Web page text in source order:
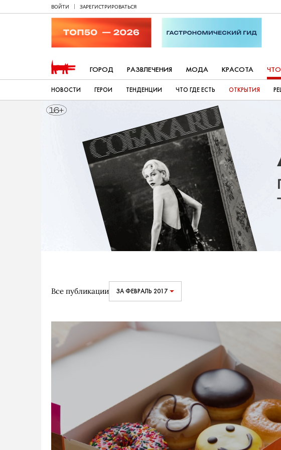
ВОЙТИ ЗАРЕГИСТРИРОВАТЬСЯ
ГОРОД РАЗВЛЕЧЕНИЯ МОДА КРАСОТА ЧТО
НОВОСТИ ГЕРОИ ТЕНДЕНЦИИ ЧТО ГДЕ ЕСТЬ ОТКРЫТИЯ
Все публикации ЗА ФЕВРАЛЬ 2017